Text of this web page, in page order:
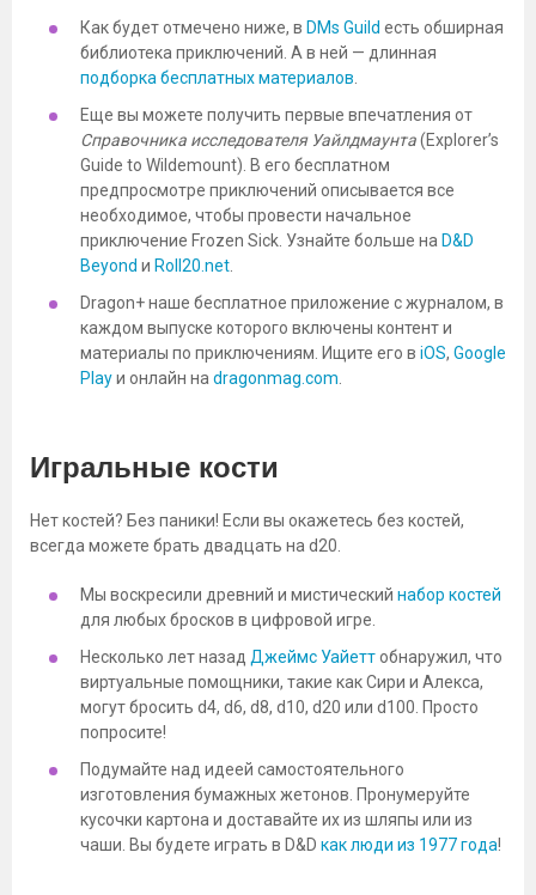
Как будет отмечено ниже, в DMs Guild есть обширная
библиотека приключений. А в ней — длинная
подборка бесплатных материалов
Еще вы можете получить первые впечатления от
Справочника исследователя Уайлдмаунта(Explorer’s
Guide to Wildemount). В его бесплатном
предпросмотре приключений описывается все
необходимое, чтобы провести начальное
приключение Frozen Sick. Узнайте больше на D&D
Beyond и Roll20.net
Dragon+ наше бесплатное приложение с журналом, в
каждом выпуске которого включены контент и
материалы по приключениям. Ищите его в iOS, Google
Playи онлайн на dragonmag.com
Игральные кости
Нет костей? Без паники! Если вы окажетесь без костей,
всегда можете брать двадцать на d20.
Мы воскресили древний и мистический набор костей
для любых бросков в цифровой игре.
Несколько лет назад Джеймс Уайеттобнаружил, что
виртуальные помощники, такие как Сири и Алекса,
могут бросить d4, d6, d8, d10, d20 или d100. Просто
попросите!
Подумайте над идеей самостоятельного
изготовления бумажных жетонов. Пронумеруйте
кусочки картона и доставайте их из шляпы или из
чаши. Вы будете играть в D&D как люди из 1977 года!